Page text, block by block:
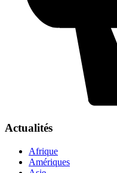
Actualités
Afrique
Amériques